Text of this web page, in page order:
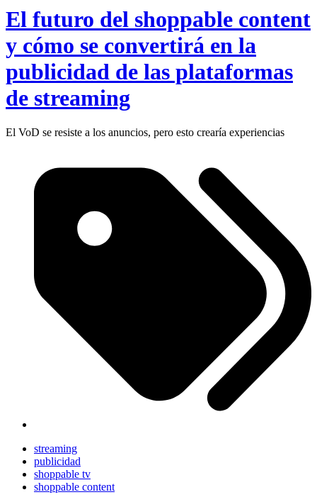
El futuro del shoppable content
y cómo se convertirá en la
publicidad de las plataformas
de streaming
El VoD se resiste a los anuncios, pero esto crearía experiencias
streaming
publicidad
shoppable tv
shoppable content